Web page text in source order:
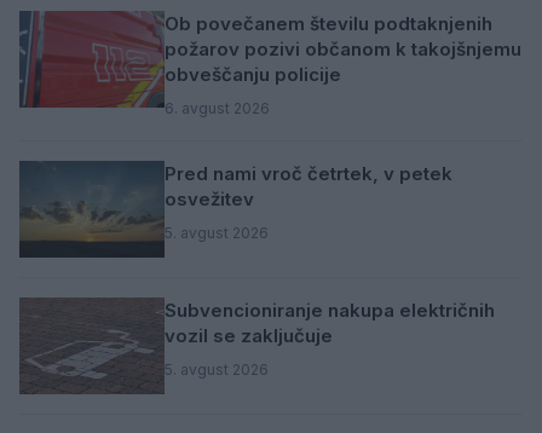
Ob povečanem številu podtaknjenih
požarov pozivi občanom k takojšnjemu
obveščanju policije
6. avgust 2026
Pred nami vroč četrtek, v petek
osvežitev
5. avgust 2026
Subvencioniranje nakupa električnih
vozil se zaključuje
5. avgust 2026